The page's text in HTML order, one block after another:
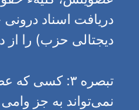
دریافت اسناد
دیجتالی حزب) را
تبصره ۳:
نمی‌تواند به جز